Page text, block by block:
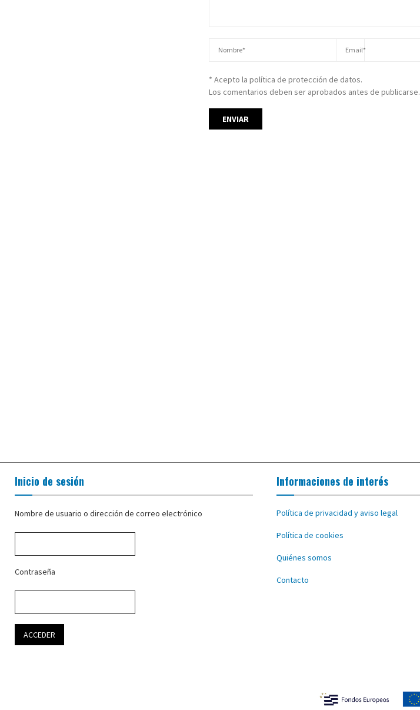
* Acepto la política de protección de datos.
Los comentarios deben ser aprobados antes de publicarse.
Inicio de sesión
Nombre de usuario o dirección de correo electrónico
Contraseña
Informaciones de interés
Política de privacidad y aviso legal
Política de cookies
Quiénes somos
Contacto